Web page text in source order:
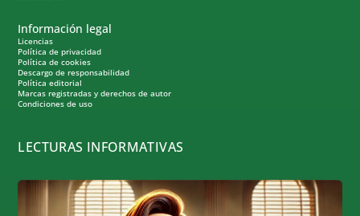
Información legal
Licencias
Política de privacidad
Política de cookies
Descargo de responsabilidad
Política editorial
Marcas registradas y derechos de autor
Condiciones de uso
LECTURAS INFORMATIVAS